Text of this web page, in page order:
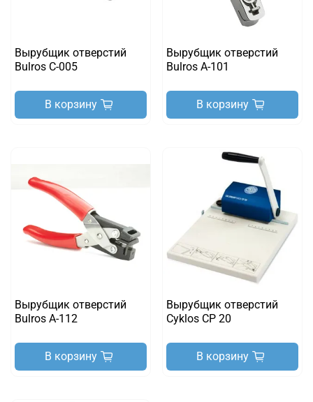
Вырубщик отверстий
Bulros С-005
В корзину
Вырубщик отверстий
Bulros A-101
В корзину
Вырубщик отверстий
Bulros A-112
В корзину
Вырубщик отверстий
Cyklos CP 20
В корзину